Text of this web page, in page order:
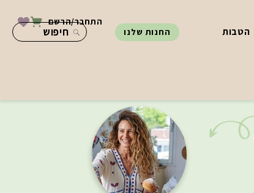
התחבר/הרשם
הטבות החנות שלנו